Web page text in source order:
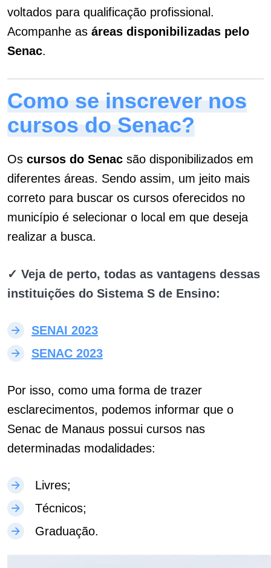
voltados para qualificação profissional.
Acompanhe as áreas disponibilizadas pelo
Senac.
Como se inscrever nos
cursos do Senac?
Os cursos do Senac são disponibilizados em
diferentes áreas. Sendo assim, um jeito mais
correto para buscar os cursos oferecidos no
município é selecionar o local em que deseja
realizar a busca.
✓ Veja de perto, todas as vantagens dessas
instituições do Sistema S de Ensino:
SENAI 2023
SENAC 2023
Por isso, como uma forma de trazer
esclarecimentos, podemos informar que o
Senac de Manaus possui cursos nas
determinadas modalidades:
Livres;
Técnicos;
Graduação.